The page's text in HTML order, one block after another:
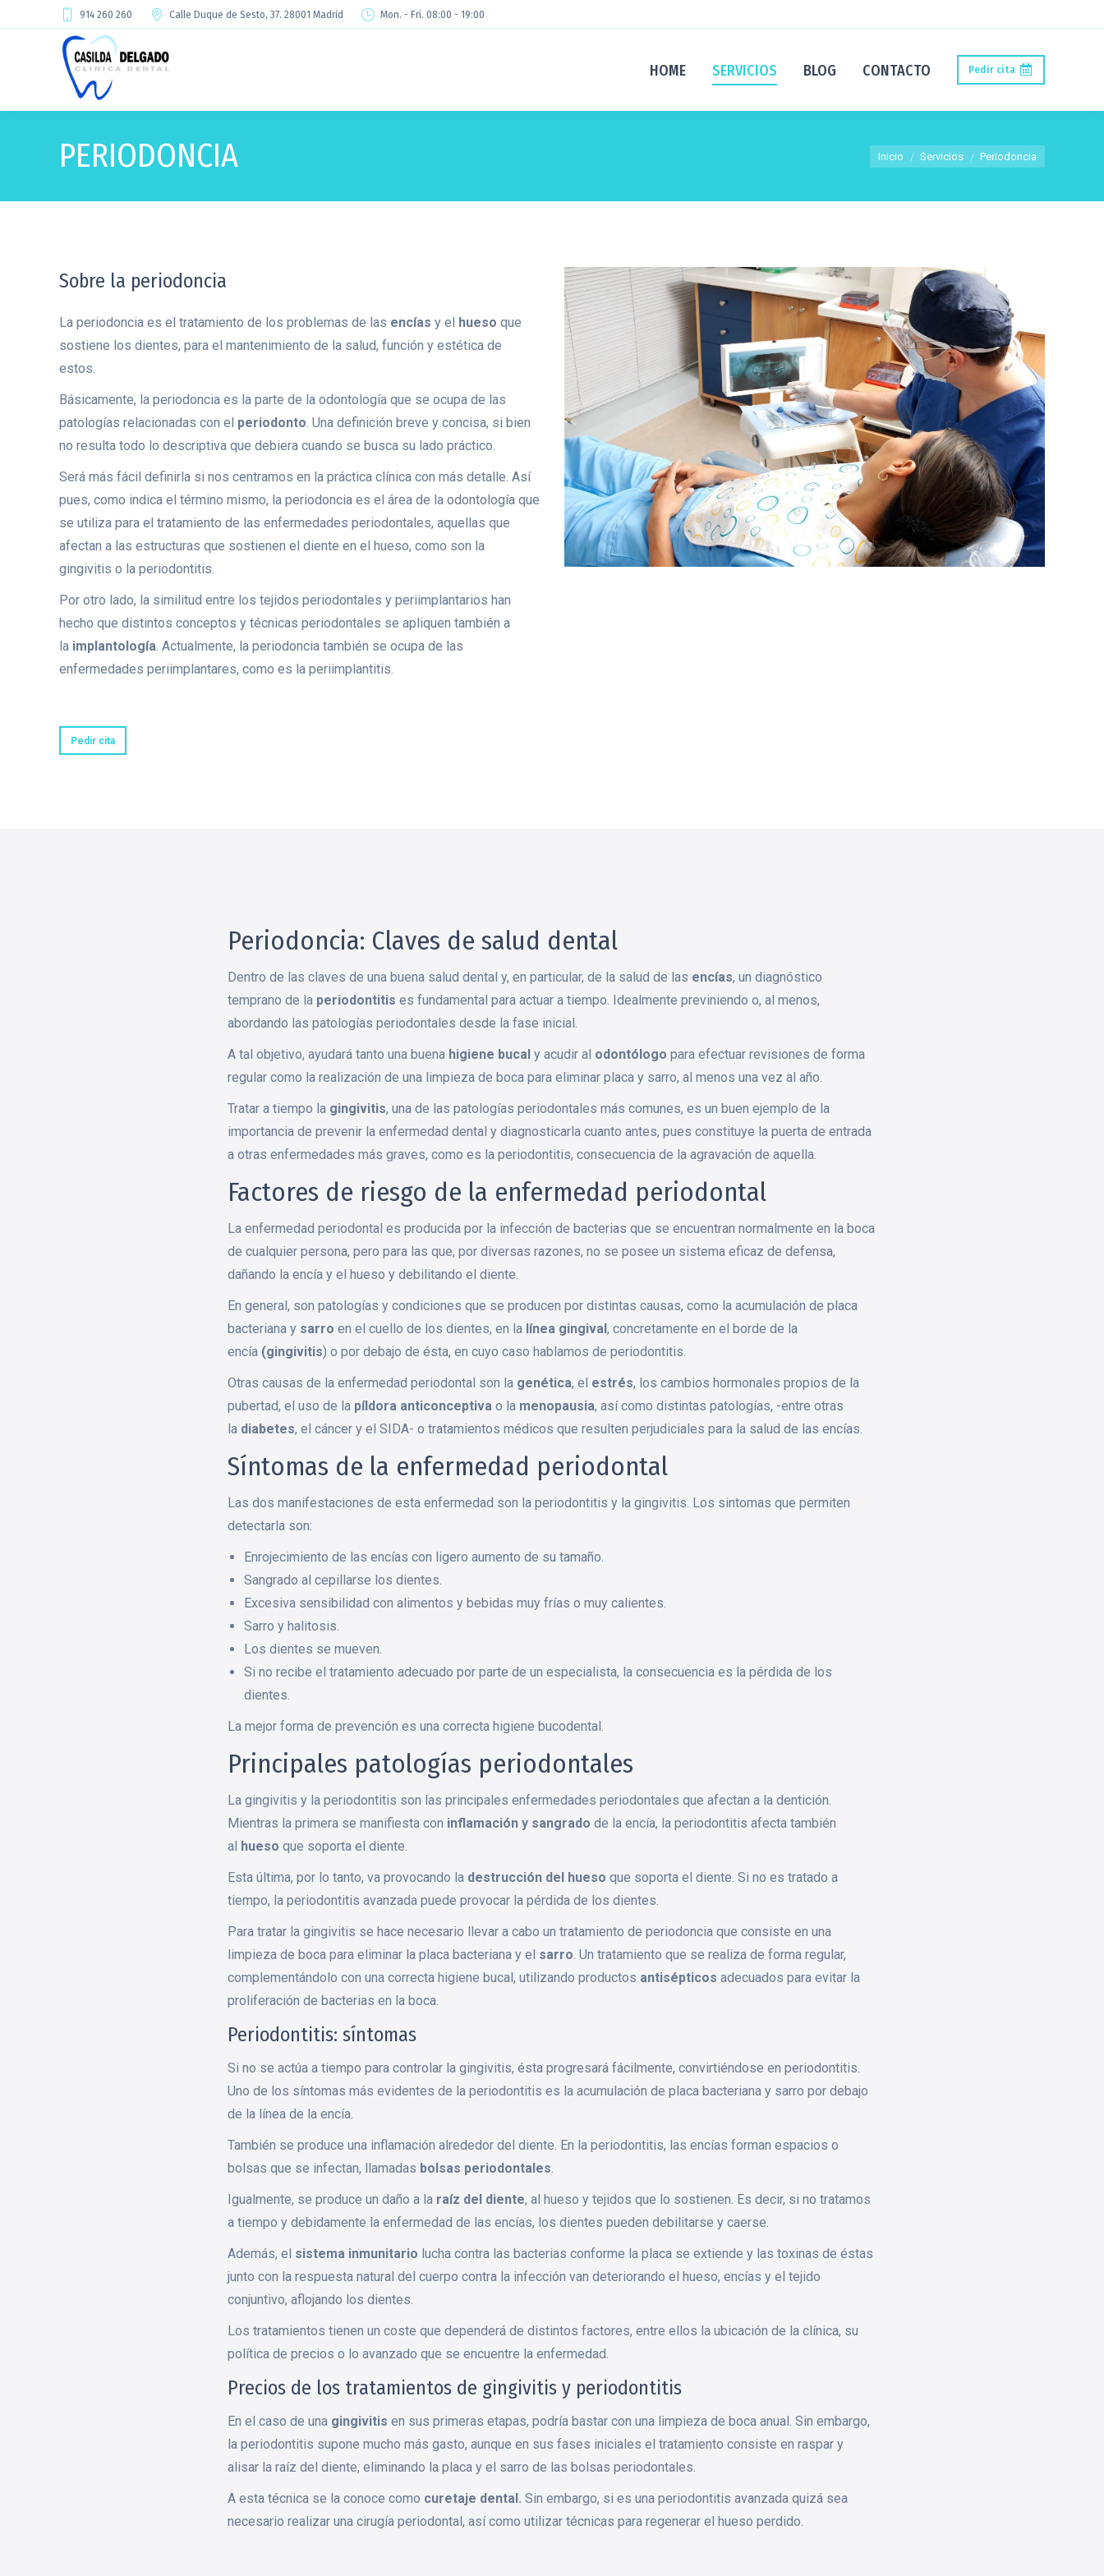
914 260 260 Calle Duque de Sesto, 37. 28001 Madrid Mon. - Fri. 08:00 - 19:00
HOME SERVICIOS BLOG CONTACTO Pedir cita
PERIODONCIA Estás aquí:
Inicio Servicios Periodoncia
Sobre la periodoncia
La periodoncia es el tratamiento de los problemas de las encías y el hueso que
sostiene los dientes, para el mantenimiento de la salud, función y estética de
estos.
Básicamente, la periodoncia es la parte de la odontología que se ocupa de las
patologías relacionadas con el periodonto. Una definición breve y concisa, si bien
no resulta todo lo descriptiva que debiera cuando se busca su lado práctico.
Será más fácil definirla si nos centramos en la práctica clínica con más detalle. Así
pues, como indica el término mismo, la periodoncia es el área de la odontología que
se utiliza para el tratamiento de las enfermedades periodontales, aquellas que
afectan a las estructuras que sostienen el diente en el hueso, como son la
gingivitis o la periodontitis.
Por otro lado, la similitud entre los tejidos periodontales y periimplantarios han
hecho que distintos conceptos y técnicas periodontales se apliquen también a
la implantología. Actualmente, la periodoncia también se ocupa de las
enfermedades periimplantares, como es la periimplantitis.
Pedir cita
Periodoncia: Claves de salud dental
Dentro de las claves de una buena salud dental y, en particular, de la salud de las encías, un diagnóstico
temprano de la periodontitis es fundamental para actuar a tiempo. Idealmente previniendo o, al menos,
abordando las patologías periodontales desde la fase inicial.
A tal objetivo, ayudará tanto una buena higiene bucal y acudir al odontólogo para efectuar revisiones de forma
regular como la realización de una limpieza de boca para eliminar placa y sarro, al menos una vez al año.
Tratar a tiempo la gingivitis, una de las patologías periodontales más comunes, es un buen ejemplo de la
importancia de prevenir la enfermedad dental y diagnosticarla cuanto antes, pues constituye la puerta de entrada
a otras enfermedades más graves, como es la periodontitis, consecuencia de la agravación de aquella.
Factores de riesgo de la enfermedad periodontal
La enfermedad periodontal es producida por la infección de bacterias que se encuentran normalmente en la boca
de cualquier persona, pero para las que, por diversas razones, no se posee un sistema eficaz de defensa,
dañando la encía y el hueso y debilitando el diente.
En general, son patologías y condiciones que se producen por distintas causas, como la acumulación de placa
bacteriana y sarro en el cuello de los dientes, en la línea gingival, concretamente en el borde de la
encía (gingivitis) o por debajo de ésta, en cuyo caso hablamos de periodontitis.
Otras causas de la enfermedad periodontal son la genética, el estrés, los cambios hormonales propios de la
pubertad, el uso de la píldora anticonceptiva o la menopausia, así como distintas patologías, -entre otras
la diabetes, el cáncer y el SIDA- o tratamientos médicos que resulten perjudiciales para la salud de las encías.
Síntomas de la enfermedad periodontal
Las dos manifestaciones de esta enfermedad son la periodontitis y la gingivitis. Los sintomas que permiten
detectarla son:
Enrojecimiento de las encías con ligero aumento de su tamaño.
Sangrado al cepillarse los dientes.
Excesiva sensibilidad con alimentos y bebidas muy frías o muy calientes.
Sarro y halitosis.
Los dientes se mueven.
Si no recibe el tratamiento adecuado por parte de un especialista, la consecuencia es la pérdida de los
dientes.
La mejor forma de prevención es una correcta higiene bucodental.
Principales patologías periodontales
La gingivitis y la periodontitis son las principales enfermedades periodontales que afectan a la dentición.
Mientras la primera se manifiesta con inflamación y sangrado de la encía, la periodontitis afecta también
al hueso que soporta el diente.
Esta última, por lo tanto, va provocando la destrucción del hueso que soporta el diente. Si no es tratado a
tiempo, la periodontitis avanzada puede provocar la pérdida de los dientes.
Para tratar la gingivitis se hace necesario llevar a cabo un tratamiento de periodoncia que consiste en una
limpieza de boca para eliminar la placa bacteriana y el sarro. Un tratamiento que se realiza de forma regular,
complementándolo con una correcta higiene bucal, utilizando productos antisépticos adecuados para evitar la
proliferación de bacterias en la boca.
Periodontitis: síntomas
Si no se actúa a tiempo para controlar la gingivitis, ésta progresará fácilmente, convirtiéndose en periodontitis.
Uno de los síntomas más evidentes de la periodontitis es la acumulación de placa bacteriana y sarro por debajo
de la línea de la encía.
También se produce una inflamación alrededor del diente. En la periodontitis, las encías forman espacios o
bolsas que se infectan, llamadas bolsas periodontales.
Igualmente, se produce un daño a la raíz del diente, al hueso y tejidos que lo sostienen. Es decir, si no tratamos
a tiempo y debidamente la enfermedad de las encías, los dientes pueden debilitarse y caerse.
Además, el sistema inmunitario lucha contra las bacterias conforme la placa se extiende y las toxinas de éstas
junto con la respuesta natural del cuerpo contra la infección van deteriorando el hueso, encías y el tejido
conjuntivo, aflojando los dientes.
Los tratamientos tienen un coste que dependerá de distintos factores, entre ellos la ubicación de la clínica, su
política de precios o lo avanzado que se encuentre la enfermedad.
Precios de los tratamientos de gingivitis y periodontitis
En el caso de una gingivitis en sus primeras etapas, podría bastar con una limpieza de boca anual. Sin embargo,
la periodontitis supone mucho más gasto, aunque en sus fases iniciales el tratamiento consiste en raspar y
alisar la raíz del diente, eliminando la placa y el sarro de las bolsas periodontales.
A esta técnica se la conoce como curetaje dental. Sin embargo, si es una periodontitis avanzada quizá sea
necesario realizar una cirugía periodontal, así como utilizar técnicas para regenerar el hueso perdido.